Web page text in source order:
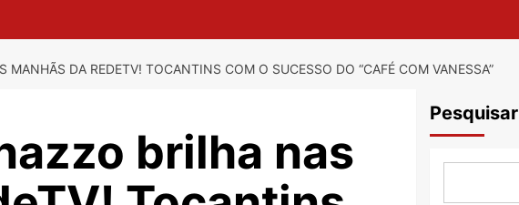
MANHÃS DA REDETV! TOCANTINS COM O SUCESSO DO “CAFÉ COM VANESSA”
brilha nas
Pesquisar